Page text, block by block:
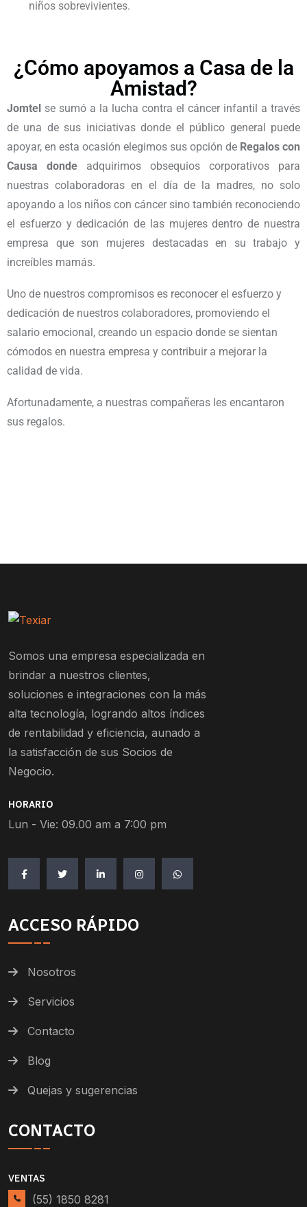
niños sobrevivientes.
¿Cómo apoyamos a Casa de la
Amistad?
Jomtel se sumó a la lucha contra el cáncer infantil a través
de una de sus iniciativas donde el público general puede
apoyar, en esta ocasión elegimos sus opción de Regalos con
Causa donde adquirimos obsequios corporativos para
nuestras colaboradoras en el día de la madres, no solo
apoyando a los niños con cáncer sino también reconociendo
el esfuerzo y dedicación de las mujeres dentro de nuestra
empresa que son mujeres destacadas en su trabajo y
increíbles mamás.
Uno de nuestros compromisos es reconocer el esfuerzo y
dedicación de nuestros colaboradores, promoviendo el
salario emocional, creando un espacio donde se sientan
cómodos en nuestra empresa y contribuir a mejorar la
calidad de vida.
Afortunadamente, a nuestras compañeras les encantaron
sus regalos.
Somos una empresa especializada en
brindar a nuestros clientes,
soluciones e integraciones con la más
alta tecnología, logrando altos índices
de rentabilidad y eficiencia, aunado a
la satisfacción de sus Socios de
Negocio.
HORARIO
Lun - Vie: 09.00 am a 7:00 pm
ACCESO RÁPIDO
Nosotros
Servicios
Contacto
Blog
Quejas y sugerencias
CONTACTO
VENTAS
(55) 1850 8281